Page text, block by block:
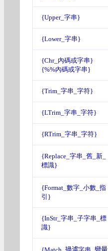
{Upper_字串}
{Lower_字串}
{Chr_內碼或字串}
{%%內碼或字串}
{Trim_字串_字符}
{LTrim_字串_字符}
{RTrim_字串_字符}
{Replace_字串_舊_新_
標識}
{Format_數字_小數_指
引}
{InStr_字串_子字串_標
識}